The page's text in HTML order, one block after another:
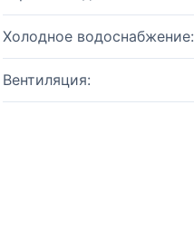
Холодное водоснабжение:
Вентиляция: